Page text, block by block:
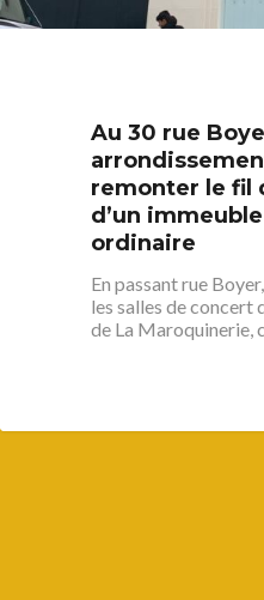
Au 30 rue
remonter le fil
d’un
ordinaire
En passant rue
les salles de concert
de La Maroquinerie,